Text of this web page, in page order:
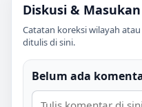
Diskusi & Masukan
Catatan koreksi wilayah
ditulis di sini.
Belum ada